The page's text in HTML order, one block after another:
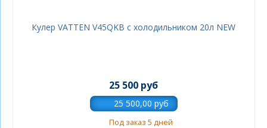
Кулер VATTEN V45QKB c холодильником 20л NEW
25 500 руб
Под заказ 5 дней